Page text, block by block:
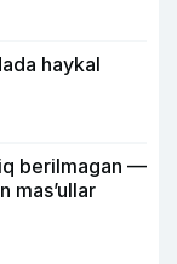
haykal
berilmagan —
mas’ullar